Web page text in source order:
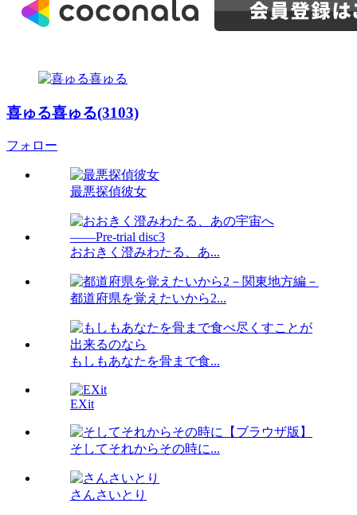
喜ゅる喜ゅる(3103)
フォロー
最悪探偵彼女
おおきく澄みわたる、あ...
都道府県を覚えたいから2...
もしもあなたを骨まで食...
EXit
そしてそれからその時に...
さんさいとり